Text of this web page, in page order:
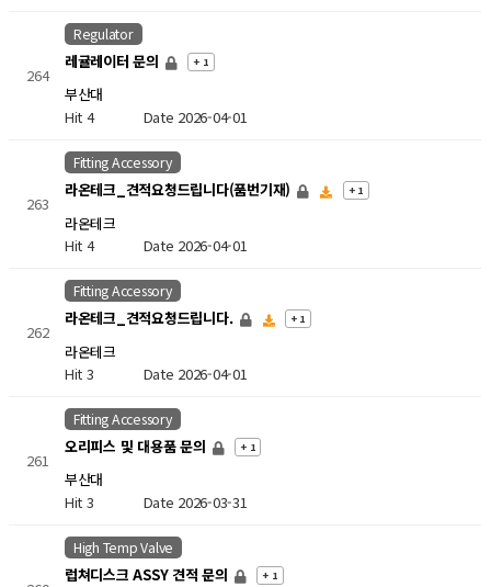
264
Regulator
레귤레이터 문의 + 1
부산대
Hit 4 Date 2026-04-01
263
Fitting Accessory
라온테크_견적요청드립니다(품번기재) + 1
라온테크
Hit 4 Date 2026-04-01
262
Fitting Accessory
라온테크_견적요청드립니다. + 1
라온테크
Hit 3 Date 2026-04-01
261
Fitting Accessory
오리피스 및 대용품 문의 + 1
부산대
Hit 3 Date 2026-03-31
High Temp Valve
럽쳐디스크 ASSY 견적 문의 + 1